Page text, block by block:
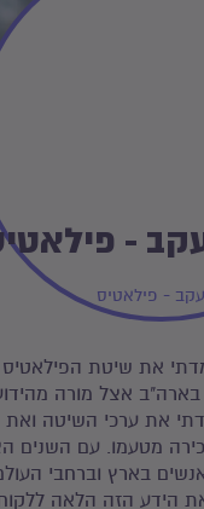
-
- פילאטיס
בארה"ב אצל מורה
את ערכי השיטה
מטעמו. עם השנים
בארץ וברחבי
הידע הזה הלאה